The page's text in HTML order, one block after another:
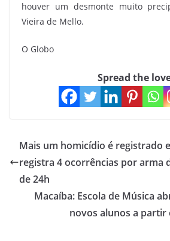
houver um desmonte muito
Vieira de Mello.
O Globo
Spread the
Mais um homicídio é registrado
registra 4 ocorrências por arma
de 24h
Macaíba: Escola de Música
novos alunos a partir